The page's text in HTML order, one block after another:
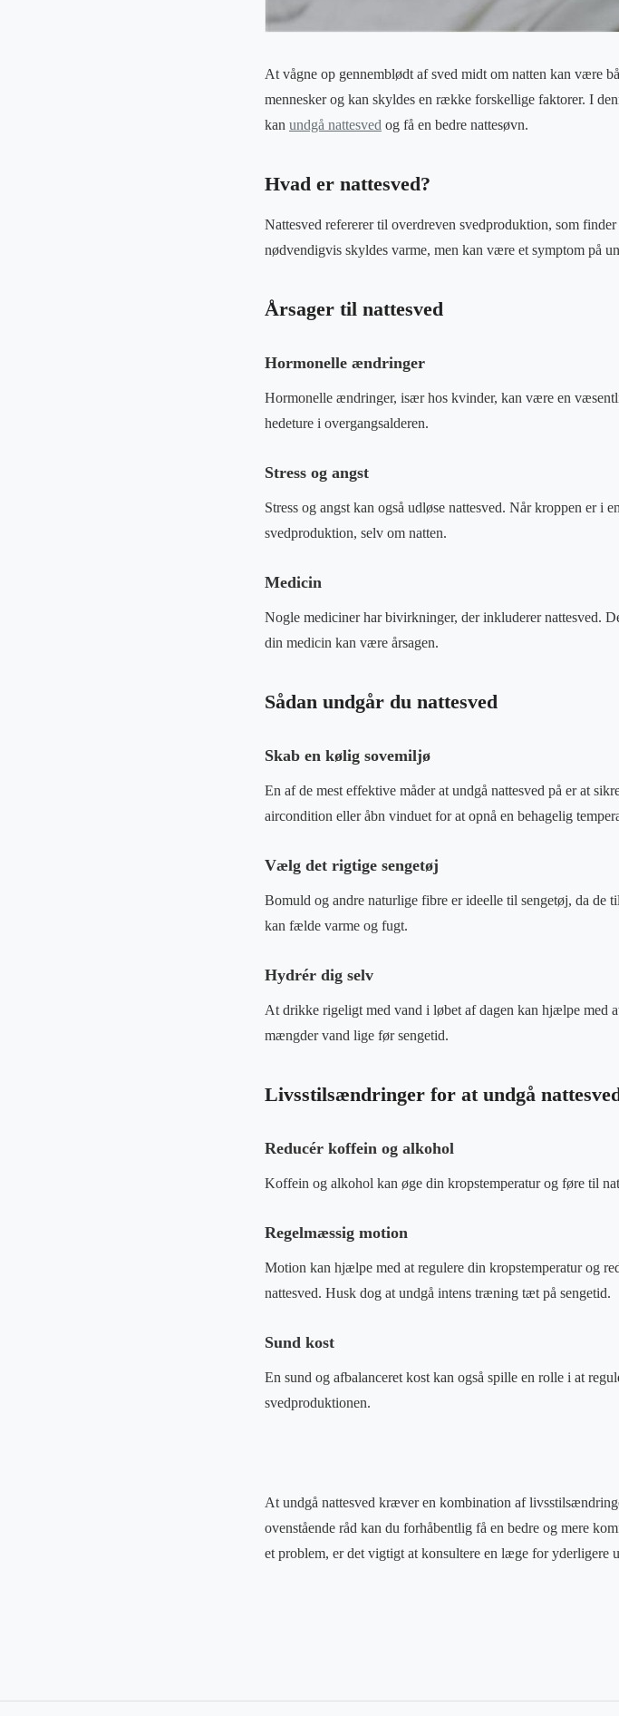
At vågne op gennemblødt af sved midt om natten kan være
mennesker og kan skyldes en række forskellige faktorer. I
kan undgå nattesved og få en bedre nattesøvn.
Hvad er nattesved?
Nattesved refererer til overdreven svedproduktion, som
nødvendigvis skyldes varme, men kan være et symptom på
Årsager til nattesved
Hormonelle ændringer
Hormonelle ændringer, især hos kvinder, kan være en
hedeture i overgangsalderen.
Stress og angst
Stress og angst kan også udløse nattesved. Når kroppen er i
svedproduktion, selv om natten.
Medicin
Nogle mediciner har bivirkninger, der inkluderer nattesved.
din medicin kan være årsagen.
Sådan undgår du nattesved
Skab en kølig sovemiljø
En af de mest effektive måder at undgå nattesved på er at
aircondition eller åbn vinduet for at opnå en behagelig
Vælg det rigtige sengetøj
Bomuld og andre naturlige fibre er ideelle til sengetøj, da de
kan fælde varme og fugt.
Hydrér dig selv
At drikke rigeligt med vand i løbet af dagen kan hjælpe med
mængder vand lige før sengetid.
Livsstilsændringer for at undgå
Reducér koffein og alkohol
Koffein og alkohol kan øge din kropstemperatur og føre til
Regelmæssig motion
Motion kan hjælpe med at regulere din kropstemperatur og
nattesved. Husk dog at undgå intens træning tæt på sengetid.
Sund kost
En sund og afbalanceret kost kan også spille en rolle i at
svedproduktionen.
At undgå nattesved kræver en kombination af
ovenstående råd kan du forhåbentlig få en bedre og mere
et problem, er det vigtigt at konsultere en læge for yderligere